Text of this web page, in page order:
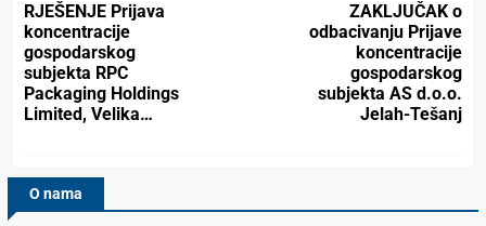
RJEŠENJE Prijava
koncentracije
gospodarskog
subjekta RPC
Packaging Holdings
Limited, Velika…
ZAKLJUČAK o
odbacivanju Prijave
koncentracije
gospodarskog
subjekta AS d.o.o.
Jelah-Tešanj
O nama